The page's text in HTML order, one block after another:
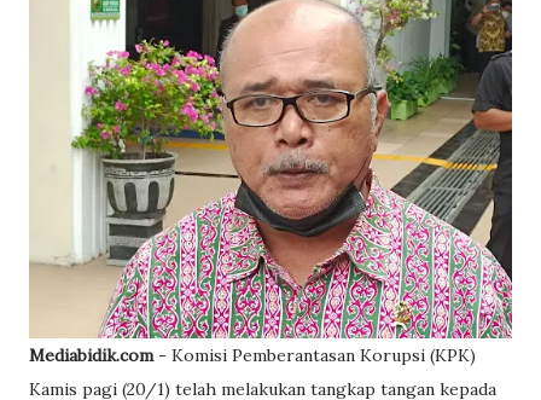
Mediabidik.com- Komisi Pemberantasan Korupsi (KPK)
Kamis pagi (20/1) telah melakukan tangkap tangan kepada